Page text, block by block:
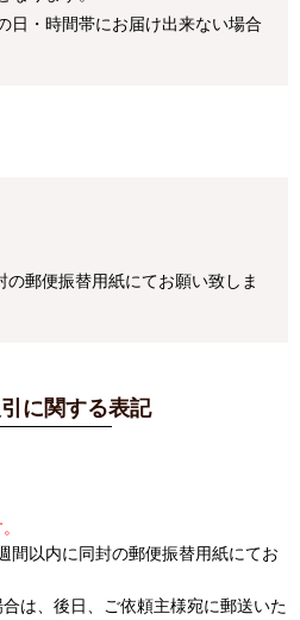
日・時間帯にお届け出来ない場合
郵便振替用紙にてお願い致しま
に関する表記
間以内に同封の郵便振替用紙にてお
合は、後日、ご依頼主様宛に郵送いた